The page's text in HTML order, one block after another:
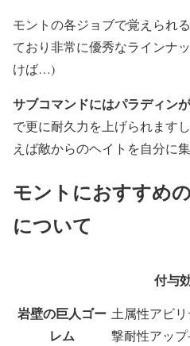
モントの各ジョブで覚えられ
ており非常に優秀なラインナ
けば…)
サブコマンドにはパラディン
で更に耐久力を上げられます
えば敵からのヘイトを自分に
モントにおすすめ
について
付与
岩壁の巨人ゴー
レム
土属性アビ
撃耐性アップ